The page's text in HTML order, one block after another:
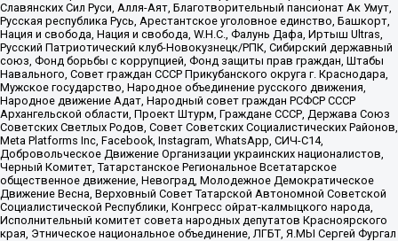
Славянских Сил Руси, Алля-Аят, Благотворительный пансионат Ак Умут,
Русская республика Русь, Арестантское уголовное единство, Башкорт,
Нация и свобода, Нация и свобода, W.H.С., Фалунь Дафа, Иртыш Ultras,
Русский Патриотический клуб-Новокузнецк/РПК, Сибирский державный
союз, Фонд борьбы с коррупцией, Фонд защиты прав граждан, Штабы
Навального, Совет граждан СССР Прикубанского округа г. Краснодара,
Мужское государство, Народное объединение русского движения,
Народное движение Адат, Народный совет граждан РСФСР СССР
Архангельской области, Проект Штурм, Граждане СССР, Держава Союз
Советских Светлых Родов, Совет Советских Социалистических Районов,
Meta Platforms Inc, Facebook, Instagram, WhatsApp, СИЧ-С14,
Добровольческое Движение Организации украинских националистов,
Черный Комитет, Татарстанское Региональное Всетатарское
общественное движение, Невоград, Молодежное Демократическое
Движение Весна, Верховный Совет Татарской Автономной Советской
Социалистической Республики, Конгресс ойрат-калмыцкого народа,
Исполнительный комитет совета народных депутатов Красноярского
края, Этническое национальное объединение, ЛГБТ, Я.МЫ Сергей Фургал